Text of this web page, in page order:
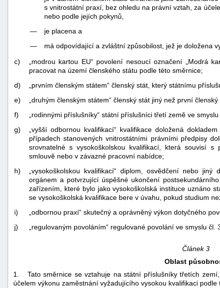
s vnitrostátní praxí, bez ohledu na právní vztah, za
nebo podle jejích pokynů,
—
je placena a
—
má odpovídající a zvláštní způsobilost, jež je doložena
c)
„modrou kartou EU“ povolení nesoucí označení „Modrá
pracovat na území členského státu podle této směrnice;
d)
„prvním členským státem“ členský stát, který státnímu
e)
„druhým členským státem“ členský stát jiný než první členský
f)
„rodinnými příslušníky“ státní příslušníci třetí země ve
g)
„vyšší odbornou kvalifikací“ kvalifikace doložená
případech stanovených vnitrostátními právními předpisy
srovnatelné s vysokoškolskou kvalifikací, která souvisí
smlouvě nebo v závazné pracovní nabídce;
h)
„vysokoškolskou kvalifikací“ diplom, osvědčení nebo
orgánem a potvrzující úspěšné ukončení
zařízením, které bylo jako vysokoškolská instituce uznáno
se vysokoškolská kvalifikace bere v úvahu, pokud studium
i)
„odbornou praxí“ skutečný a oprávněný výkon dotyčného
j)
„regulovaným povoláním“ regulované povolání ve smyslu
Článek 3
Oblast
1. Tato směrnice se vztahuje na státní příslušníky třetích
účelem výkonu zaměstnání vyžadujícího vysokou kvalifikaci podle